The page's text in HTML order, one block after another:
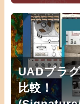
UADプラ
比較！